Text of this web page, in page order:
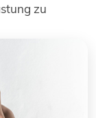
zu